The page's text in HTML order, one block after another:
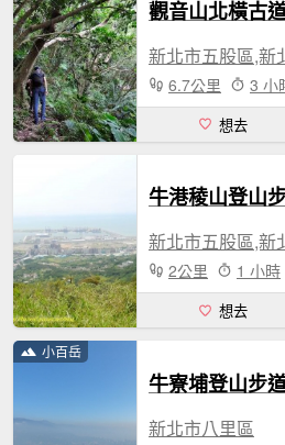
觀音山北橫古
新北市五股區,新
6.7公里 3 小
想去
牛港稜山登山
新北市五股區,新
2公里 1 小時
想去
小百岳
牛寮埔登山步
新北市八里區